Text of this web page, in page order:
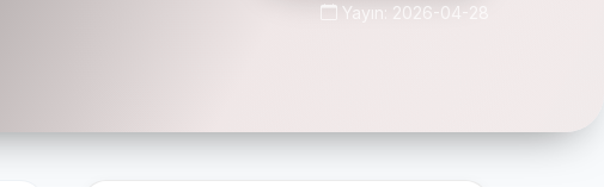
Yayın: 2026-04-28